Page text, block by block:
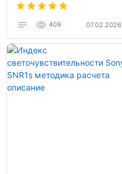
409 07.02.2026